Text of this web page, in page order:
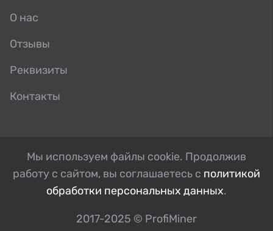
О нас
Отзывы
Реквизиты
Контакты
Мы используем файлы cookie. Продолжив
работу с сайтом, вы соглашаетесь с политикой
обработки персональных данных.
2017-2025 © ProfiMiner